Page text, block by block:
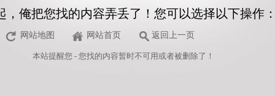
，俺把您找的内容弄丢了！您可以选择以下操作
网站地图 网站首页 返回上一页
本站提醒您 - 您找的内容暂时不可用或者被删除了！